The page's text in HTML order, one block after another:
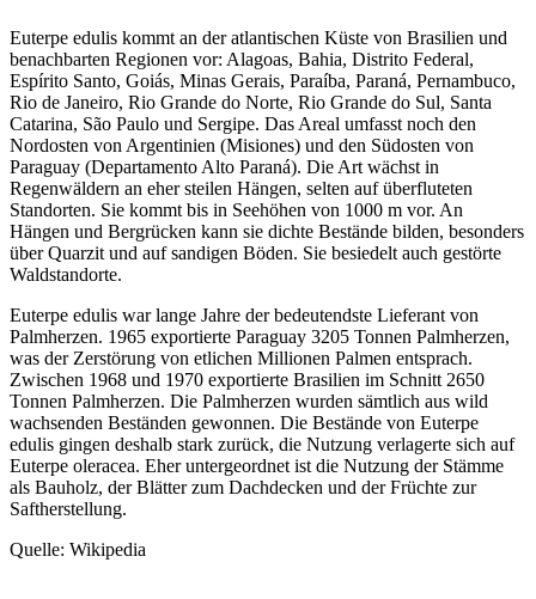
Euterpe edulis kommt an der atlantischen Küste von Brasilien und
benachbarten Regionen vor: Alagoas, Bahia, Distrito Federal,
Espírito Santo, Goiás, Minas Gerais, Paraíba, Paraná, Pernambuco,
Rio de Janeiro, Rio Grande do Norte, Rio Grande do Sul, Santa
Catarina, São Paulo und Sergipe. Das Areal umfasst noch den
Nordosten von Argentinien (Misiones) und den Südosten von
Paraguay (Departamento Alto Paraná). Die Art wächst in
Regenwäldern an eher steilen Hängen, selten auf überfluteten
Standorten. Sie kommt bis in Seehöhen von 1000 m vor. An
Hängen und Bergrücken kann sie dichte Bestände bilden, besonders
über Quarzit und auf sandigen Böden. Sie besiedelt auch gestörte
Waldstandorte.
Euterpe edulis war lange Jahre der bedeutendste Lieferant von
Palmherzen. 1965 exportierte Paraguay 3205 Tonnen Palmherzen,
was der Zerstörung von etlichen Millionen Palmen entsprach.
Zwischen 1968 und 1970 exportierte Brasilien im Schnitt 2650
Tonnen Palmherzen. Die Palmherzen wurden sämtlich aus wild
wachsenden Beständen gewonnen. Die Bestände von Euterpe
edulis gingen deshalb stark zurück, die Nutzung verlagerte sich auf
Euterpe oleracea. Eher untergeordnet ist die Nutzung der Stämme
als Bauholz, der Blätter zum Dachdecken und der Früchte zur
Saftherstellung.
Quelle: Wikipedia